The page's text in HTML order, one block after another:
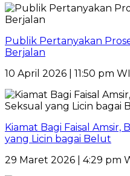
Publik Pertanyakan
Berjalan
10 April 2026 | 11:50 pm
Kiamat Bagi Faisal Amsir,
yang Licin bagai Belut
29 Maret 2026 | 4:29 pm